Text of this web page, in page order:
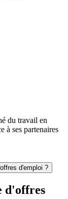
du travail en
à ses partenaires
d'emploi ?
d'offres